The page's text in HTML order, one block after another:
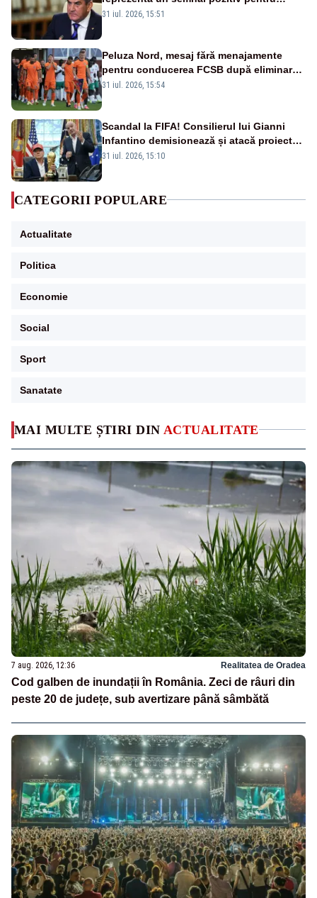
MAI MULTE ȘTIRI DIN ACTUALITATE
7 aug. 2026, 12:36 Realitatea de Oradea
Cod galben de inundații în România. Zeci de râuri din
peste 20 de județe, sub avertizare până sâmbătă
România. Autoritățile trebuie să continue
31 iul. 2026, 15:51
Peluza Nord, mesaj fără menajamente
pentru conducerea FCSB după eliminarea
rușinoasă din Conference League
31 iul. 2026, 15:54
Scandal la FIFA! Consilierul lui Gianni
Infantino demisionează și atacă proiectul
privind investitorii străini
31 iul. 2026, 15:10
CATEGORII POPULARE
Actualitate
Politica
Economie
Social
Sport
Sanatate